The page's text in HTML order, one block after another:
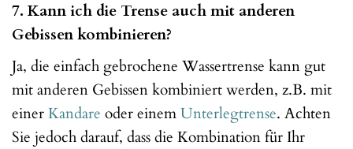
7. Kann ich die Trense auch mit anderen
Gebissen kombinieren?
Ja, die einfach gebrochene Wassertrense kann gut
mit anderen Gebissen kombiniert werden, z.B. mit
einerKandare oder einemUnterlegtrense. Achten
Sie jedoch darauf, dass die Kombination für Ihr